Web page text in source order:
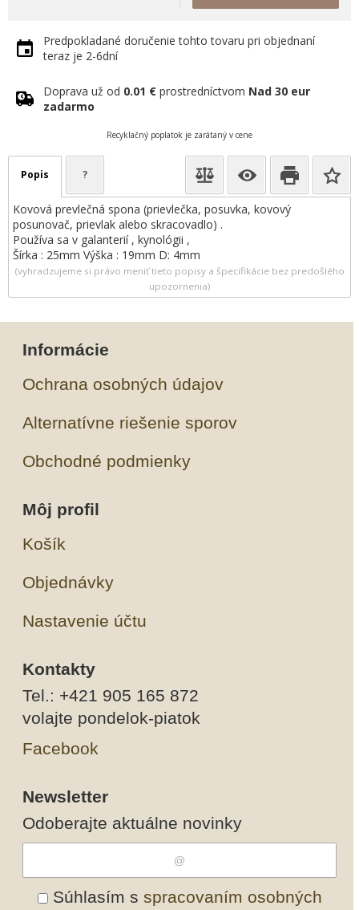
Predpokladané doručenie tohto tovaru pri objednaní
teraz je 2-6dní
Doprava už od 0.01 € prostredníctvom Nad 30 eur
zadarmo
Recyklačný poplatok je zarátaný v cene
Popis ?
Kovová prevlečná spona (prievlečka, posuvka, kovový
posunovač, prievlak alebo skracovadlo) .
Používa sa v galanterií , kynológii ,
Šírka : 25mm Výška : 19mm D: 4mm
(vyhradzujeme si právo meniť tieto popisy a špecifikácie bez predošlého
upozornenia)
Informácie
Ochrana osobných údajov
Alternatívne riešenie sporov
Obchodné podmienky
Môj profil
Košík
Objednávky
Nastavenie účtu
Kontakty
Tel.: +421 905 165 872
volajte pondelok-piatok
Facebook
Newsletter
Odoberajte aktuálne novinky
Súhlasím s spracovaním osobných